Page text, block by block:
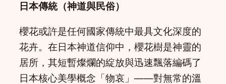
日本傳統（神道與民俗）
櫻花或許是任何國家傳統中最具文化深度的
花卉。在日本神道信仰中，櫻花樹是神靈的
居所，其短暫燦爛的綻放與迅速飄落編碼了
日本核心美學概念「物哀」——對無常的溫